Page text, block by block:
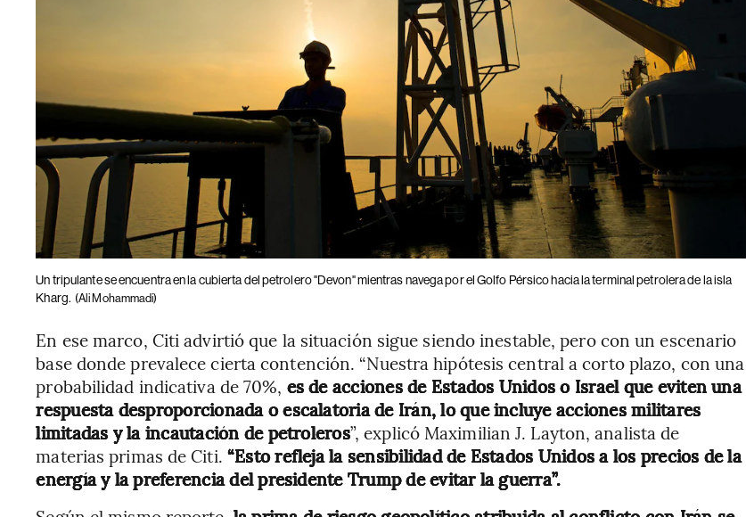
Un tripulante se encuentra en la cubierta del petrolero "Devon" mientras navega por el Golfo Pérsico hacia la terminal petrolera de la isla
Kharg. (Ali Mohammadi)
En ese marco, Citi advirtió que la situación sigue siendo inestable, pero con un escenario
base donde prevalece cierta contención. “Nuestra hipótesis central a corto plazo, con una
probabilidad indicativa de 70%, es de acciones de Estados Unidos o Israel que eviten una
respuesta desproporcionada o escalatoria de Irán, lo que incluye acciones militares
limitadas y la incautación de petroleros”, explicó Maximilian J. Layton, analista de
materias primas de Citi. “Esto refleja la sensibilidad de Estados Unidos a los precios de la
energía y la preferencia del presidente Trump de evitar la guerra”.